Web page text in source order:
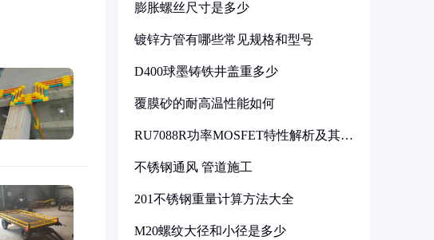
膨胀螺丝尺寸是多少
镀锌方管有哪些常见规格和型号
D400球墨铸铁井盖重多少
覆膜砂的耐高温性能如何
RU7088R功率MOSFET特性解析及其在
不锈钢通风 管道施工
201不锈钢重量计算方法大全
M20螺纹大径和小径是多少